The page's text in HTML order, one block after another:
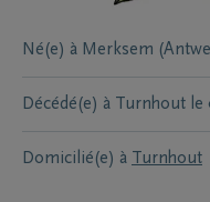
Né(e) à Merksem
Décédé(e) à Turnhout le
Domicilié(e) à Turnhout